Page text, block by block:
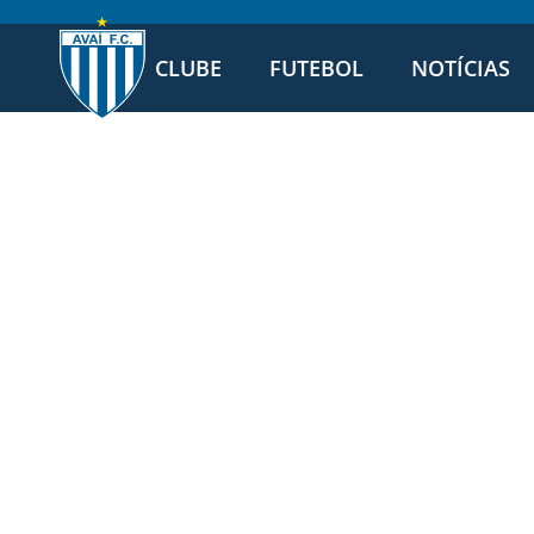
CLUBE FUTEBOL NOTÍCIAS